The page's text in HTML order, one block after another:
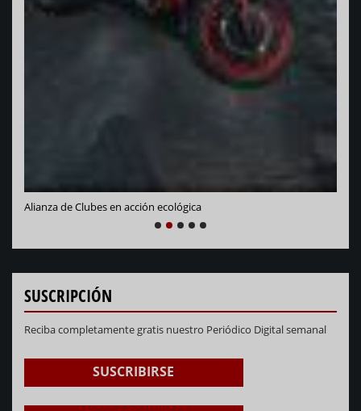
PREVIOUS
SUSCRIPCIÓN
Reciba completamente gratis nuestro Periódico Digital semanal
SUSCRIBIRSE